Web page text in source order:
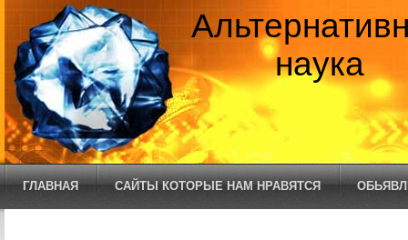
наука
ГЛАВНАЯ САЙТЫ КОТОРЫЕ НАМ НРАВЯТСЯ